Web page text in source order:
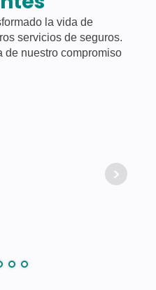
la vida de
servicios de seguros.
de nuestro compromiso